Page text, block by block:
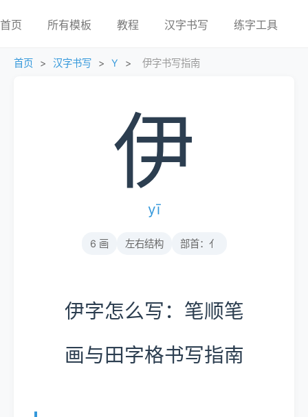
首页 所有模板 教程 汉字书写 练字工具
首页 > 汉字书写 > Y > 伊字书写指南
伊
yī
6 画 左右结构 部首：亻
伊字怎么写：笔顺笔
画与田字格书写指南